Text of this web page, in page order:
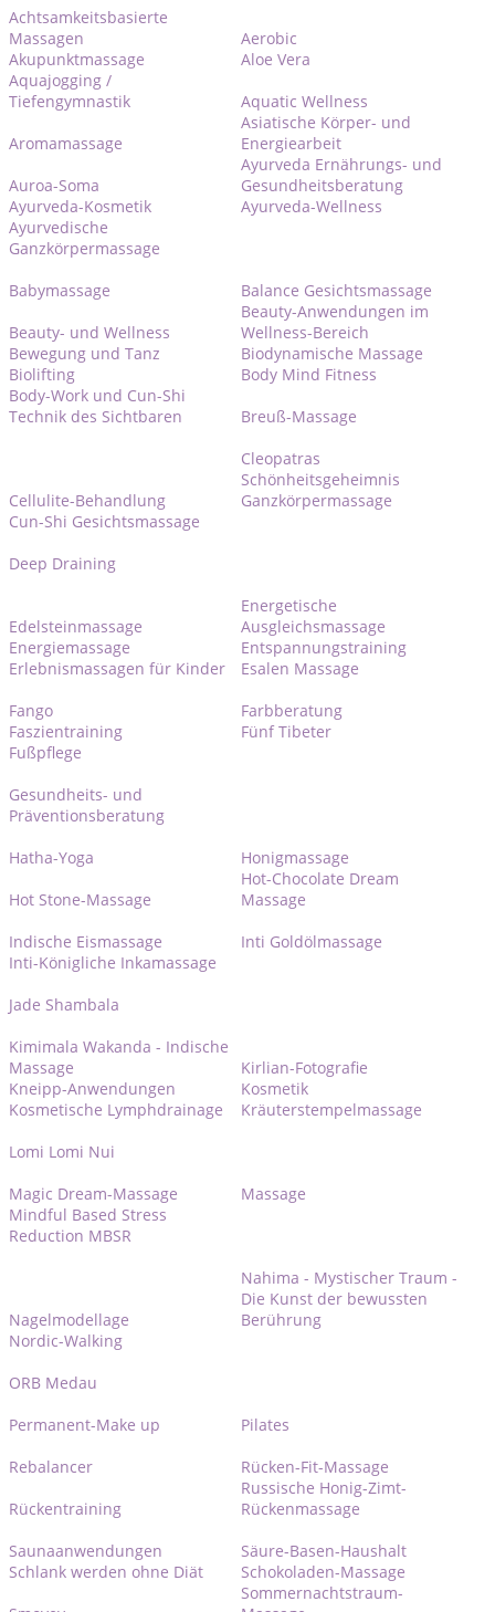
Achtsamkeitsbasierte
Massagen
Aerobic
Akupunktmassage
Aloe Vera
Aquajogging /
Tiefengymnastik
Aquatic Wellness
Aromamassage
Asiatische Körper- und
Energiearbeit
Auroa-Soma
Ayurveda Ernährungs- und
Gesundheitsberatung
Ayurveda-Kosmetik
Ayurveda-Wellness
Ayurvedische
Ganzkörpermassage
Babymassage
Balance Gesichtsmassage
Beauty- und Wellness
Beauty-Anwendungen im
Wellness-Bereich
Bewegung und Tanz
Biodynamische Massage
Biolifting
Body Mind Fitness
Body-Work und Cun-Shi
Technik des Sichtbaren
Breuß-Massage
Cellulite-Behandlung
Cleopatras
Schönheitsgeheimnis
Ganzkörpermassage
Cun-Shi Gesichtsmassage
Deep Draining
Edelsteinmassage
Energetische
Ausgleichsmassage
Energiemassage
Entspannungstraining
Erlebnismassagen für Kinder
Esalen Massage
Fango
Farbberatung
Faszientraining
Fünf Tibeter
Fußpflege
Gesundheits- und
Präventionsberatung
Hatha-Yoga
Honigmassage
Hot Stone-Massage
Hot-Chocolate Dream
Massage
Indische Eismassage
Inti Goldölmassage
Inti-Königliche Inkamassage
Jade Shambala
Kimimala Wakanda - Indische
Massage
Kirlian-Fotografie
Kneipp-Anwendungen
Kosmetik
Kosmetische Lymphdrainage
Kräuterstempelmassage
Lomi Lomi Nui
Magic Dream-Massage
Massage
Mindful Based Stress
Reduction MBSR
Nagelmodellage
Nahima - Mystischer Traum -
Die Kunst der bewussten
Berührung
Nordic-Walking
ORB Medau
Permanent-Make up
Pilates
Rebalancer
Rücken-Fit-Massage
Rückentraining
Russische Honig-Zimt-
Rückenmassage
Saunaanwendungen
Säure-Basen-Haushalt
Schlank werden ohne Diät
Schokoladen-Massage
Sommernachtstraum-